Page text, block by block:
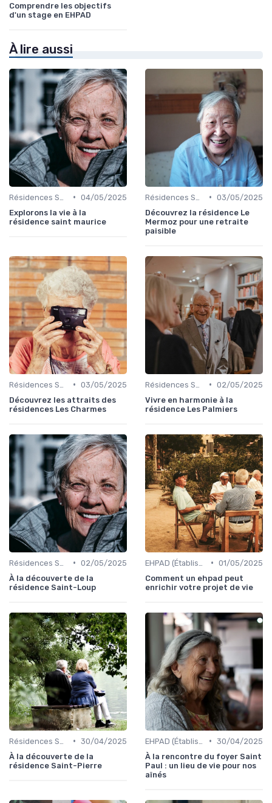
Comprendre les objectifs
d'un stage en EHPAD
À lire aussi
• 04/05/2025
Explorons la vie à la
résidence saint maurice
• 03/05/2025
Découvrez la résidence Le
Mermoz pour une retraite
paisible
• 03/05/2025
Découvrez les attraits des
résidences Les Charmes
• 02/05/2025
Vivre en harmonie à la
résidence Les Palmiers
• 02/05/2025
À la découverte de la
résidence Saint-Loup
• 01/05/2025
Comment un ehpad peut
enrichir votre projet de vie
• 30/04/2025
À la découverte de la
résidence Saint-Pierre
• 30/04/2025
À la rencontre du foyer Saint
Paul : un lieu de vie pour nos
aînés